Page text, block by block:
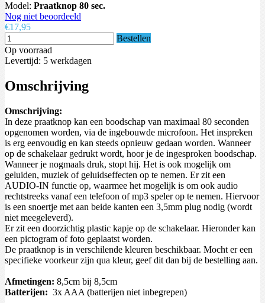
Model: Praatknop 80 sec.
Nog niet beoordeeld
€17,95
Bestellen
Op voorraad
Levertijd: 5 werkdagen
Omschrijving
Omschrijving:
In deze praatknop kan een boodschap van maximaal 80 seconden
opgenomen worden, via de ingebouwde microfoon. Het inspreken
is erg eenvoudig en kan steeds opnieuw gedaan worden. Wanneer
op de schakelaar gedrukt wordt, hoor je de ingesproken boodschap.
Wanneer je nogmaals druk, stopt hij. Het is ook mogelijk om
geluiden, muziek of geluidseffecten op te nemen. Er zit een
AUDIO-IN functie op, waarmee het mogelijk is om ook audio
rechtstreeks vanaf een telefoon of mp3 speler op te nemen. Hiervoor
is een snoertje met aan beide kanten een 3,5mm plug nodig (wordt
niet meegeleverd).
Er zit een doorzichtig plastic kapje op de schakelaar. Hieronder kan
een pictogram of foto geplaatst worden.
De praatknop is in verschilende kleuren beschikbaar. Mocht er een
specifieke voorkeur zijn qua kleur, geef dit dan bij de bestelling aan.
Afmetingen: 8,5cm bij 8,5cm
Batterijen: 3x AAA (batterijen niet inbegrepen)